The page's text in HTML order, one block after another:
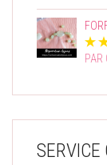
PAR
SERVICE